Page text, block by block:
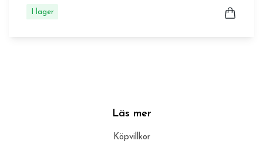
I lager
Läs mer
Köpvillkor